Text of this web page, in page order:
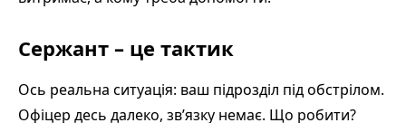
Сержант – це тактик
Ось реальна ситуація: ваш підрозділ під обстрілом.
Офіцер десь далеко, зв’язку немає. Що робити?